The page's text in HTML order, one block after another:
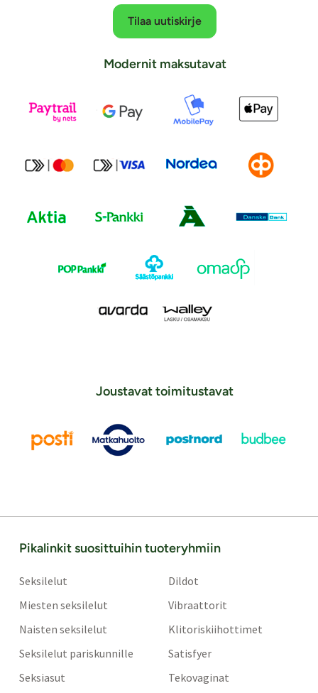
Tilaa uutiskirje
Modernit maksutavat
Joustavat toimitustavat
Pikalinkit suosittuihin tuoteryhmiin
Seksilelut
Miesten seksilelut
Naisten seksilelut
Seksilelut pariskunnille
Seksiasut
Dildot
Vibraattorit
Klitoriskiihottimet
Satisfyer
Tekovaginat